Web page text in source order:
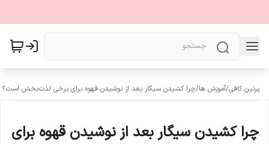
پرنین کافی/آموزش ها/چرا کشیدن سیگار بعد از نوشیدن قهوه برای برخی لذت‌بخش است؟
چرا کشیدن سیگار بعد از نوشیدن قهوه برای